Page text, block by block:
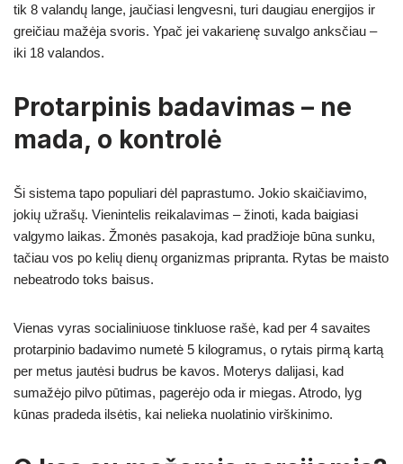
tik 8 valandų lange, jaučiasi lengvesni, turi daugiau energijos ir
greičiau mažėja svoris. Ypač jei vakarienę suvalgo anksčiau –
iki 18 valandos.
Protarpinis badavimas – ne
mada, o kontrolė
Ši sistema tapo populiari dėl paprastumo. Jokio skaičiavimo,
jokių užrašų. Vienintelis reikalavimas – žinoti, kada baigiasi
valgymo laikas. Žmonės pasakoja, kad pradžioje būna sunku,
tačiau vos po kelių dienų organizmas pripranta. Rytas be maisto
nebeatrodo toks baisus.
Vienas vyras socialiniuose tinkluose rašė, kad per 4 savaites
protarpinio badavimo numetė 5 kilogramus, o rytais pirmą kartą
per metus jautėsi budrus be kavos. Moterys dalijasi, kad
sumažėjo pilvo pūtimas, pagerėjo oda ir miegas. Atrodo, lyg
kūnas pradeda ilsėtis, kai nelieka nuolatinio virškinimo.